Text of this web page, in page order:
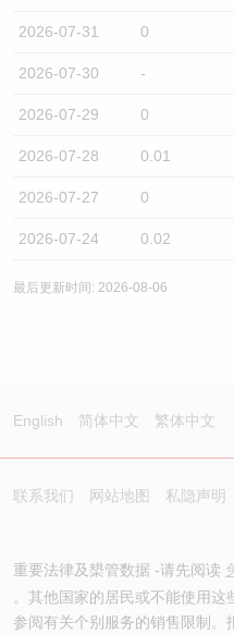
2026-07-31 0
2026-07-30 -
2026-07-29 0
2026-07-28 0.01
2026-07-27 0
2026-07-24 0.02
最后更新时间: 2026-08-06
English 简体中文 繁体中文
联系我们 网站地图 私隐声明
重要法律及槼管数据 -请先阅读
。其他国家的居民或不能使用
参阅有关个别服务的销售限制